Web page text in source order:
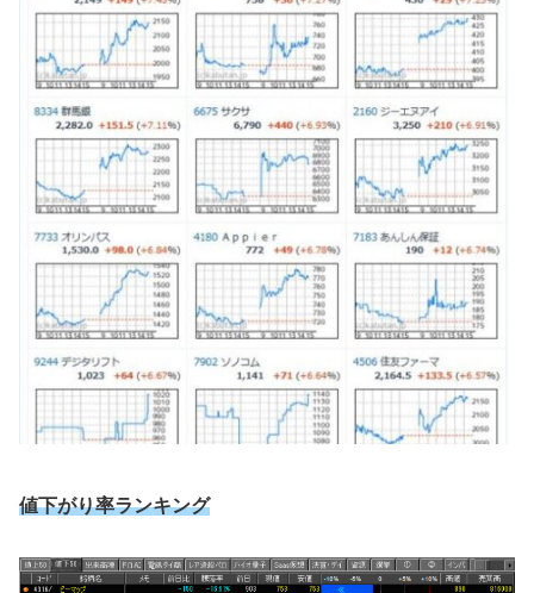
値下がり率ランキング